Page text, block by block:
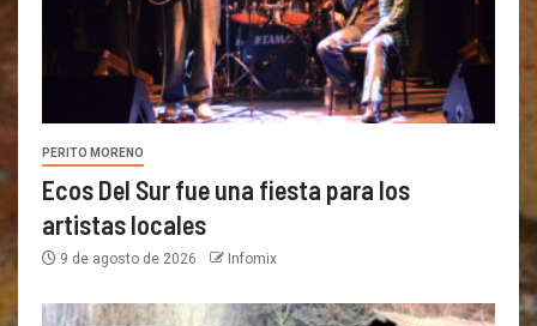
PERITO MORENO
Ecos Del Sur fue una fiesta para los
artistas locales
9 de agosto de 2026 Infomix